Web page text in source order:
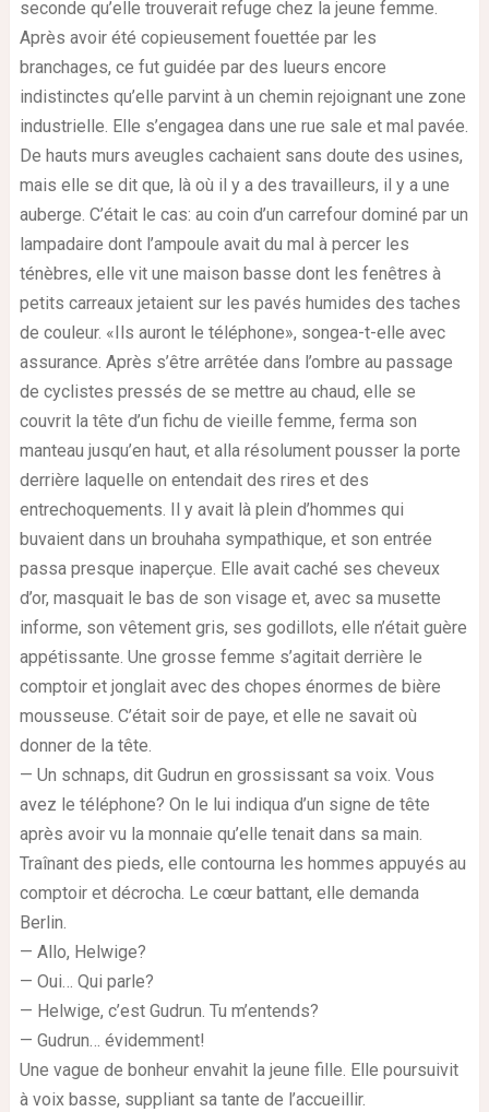
seconde qu’elle trouverait refuge chez la jeune femme.
Après avoir été copieusement fouettée par les
branchages, ce fut guidée par des lueurs encore
indistinctes qu’elle parvint à un chemin rejoignant une zone
industrielle. Elle s’engagea dans une rue sale et mal pavée.
De hauts murs aveugles cachaient sans doute des usines,
mais elle se dit que, là où il y a des travailleurs, il y a une
auberge. C’était le cas: au coin d’un carrefour dominé par un
lampadaire dont l’ampoule avait du mal à percer les
ténèbres, elle vit une maison basse dont les fenêtres à
petits carreaux jetaient sur les pavés humides des taches
de couleur. «Ils auront le téléphone», songea-t-elle avec
assurance. Après s’être arrêtée dans l’ombre au passage
de cyclistes pressés de se mettre au chaud, elle se
couvrit la tête d’un fichu de vieille femme, ferma son
manteau jusqu’en haut, et alla résolument pousser la porte
derrière laquelle on entendait des rires et des
entrechoquements. Il y avait là plein d’hommes qui
buvaient dans un brouhaha sympathique, et son entrée
passa presque inaperçue. Elle avait caché ses cheveux
d’or, masquait le bas de son visage et, avec sa musette
informe, son vêtement gris, ses godillots, elle n’était guère
appétissante. Une grosse femme s’agitait derrière le
comptoir et jonglait avec des chopes énormes de bière
mousseuse. C’était soir de paye, et elle ne savait où
donner de la tête.
— Un schnaps, dit Gudrun en grossissant sa voix. Vous
avez le téléphone? On le lui indiqua d’un signe de tête
après avoir vu la monnaie qu’elle tenait dans sa main.
Traînant des pieds, elle contourna les hommes appuyés au
comptoir et décrocha. Le cœur battant, elle demanda
Berlin.
— Allo, Helwige?
— Oui… Qui parle?
— Helwige, c’est Gudrun. Tu m’entends?
— Gudrun… évidemment!
Une vague de bonheur envahit la jeune fille. Elle poursuivit
à voix basse, suppliant sa tante de l’accueillir.